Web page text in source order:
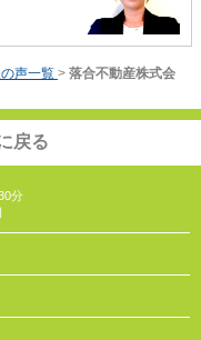
声一覧 > 落合不動産株式会
戻る
分